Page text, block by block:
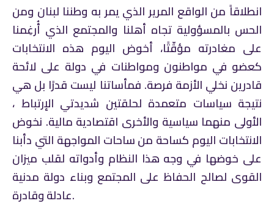
انطلاقاً من الواقع المرير الذي يمر به وطننا لبنان ومن
الحس بالمسؤولية تجاه أهلنا والمجتمع الذي أُرغِمنا
على مغادرته مؤقّتًا، أخوض اليوم هذه الانتخابات
كعضو في مواطنون ومواطنات في دولة على لائحة
قادرين نخلي الأزمة فرصة. فمأساتنا ليست قدرًا بل هي
نتيجة سياسات متعمدة لحلقتين شديدتي الإرتباط ،
الأولى منهما سياسية والأخرى اقتصادية مالية. نخوض
الانتخابات اليوم كساحة من ساحات المواجهة التي دأبنا
على خوضها في وجه هذا النظام وأدواته لقلب ميزان
القوى لصالح الحفاظ على المجتمع وبناء دولة مدنية
عادلة وقادرة.